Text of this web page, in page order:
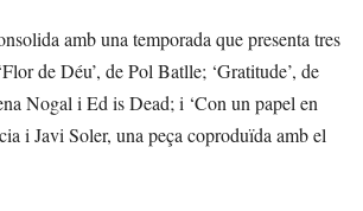
amb una temporada que presenta tres
de Déu’, de Pol Batlle; ‘Gratitude’, de
Nogal i Ed is Dead; i ‘Con un papel en
i Javi Soler, una peça coproduïda amb el